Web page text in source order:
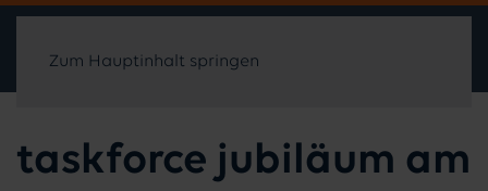
Zum Hauptinhalt springen
taskforce jubiläum am